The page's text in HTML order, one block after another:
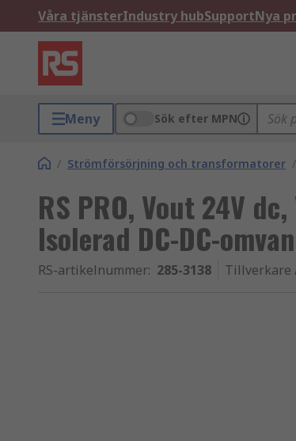
Våra tjänsterIndustry hubSupportNya
Meny Sök efter MPN
/ Strömförsörjning och transformatorer /
RS PRO, Vout 24V
Isolerad DC-DC-
RS-artikelnummer: 285-3138 Tillverkare